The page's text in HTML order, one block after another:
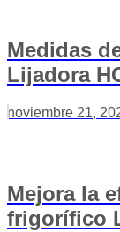
Medidas
Lijadora
noviembre 21,
Mejora la
frigorífico